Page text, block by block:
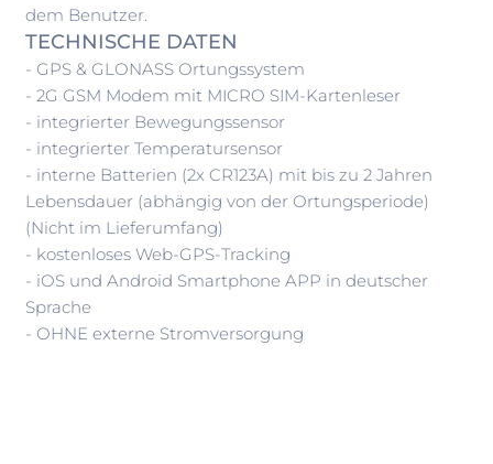
dem Benutzer.
TECHNISCHE DATEN
- GPS & GLONASS Ortungssystem
- 2G GSM Modem mit MICRO SIM-Kartenleser
- integrierter Bewegungssensor
- integrierter Temperatursensor
- interne Batterien (2x CR123A) mit bis zu 2 Jahren
Lebensdauer (abhängig von der Ortungsperiode)
(Nicht im Lieferumfang)
- kostenloses Web-GPS-Tracking
- iOS und Android Smartphone APP in deutscher
Sprache
- OHNE externe Stromversorgung